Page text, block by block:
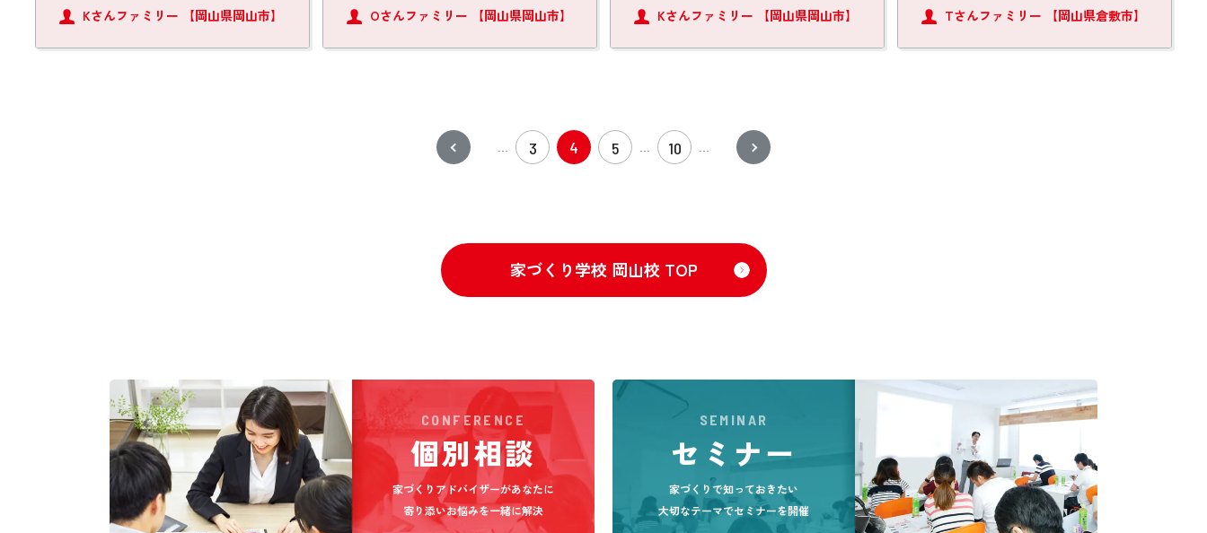
Kさんファミリー 【岡山県岡山市】 Oさんファミリー 【岡山県岡山市】 Kさんファミリー 【岡山県岡山市】 Tさんファミリー 【岡山県倉敷市】
3 4 5 10
家づくり学校 岡山校 TOP
CONFERENCE
個別相談
家づくりアドバイザーがあなたに
寄り添いお悩みを一緒に解決
SEMINAR
セミナー
家づくりで知っておきたい
大切なテーマでセミナーを開催